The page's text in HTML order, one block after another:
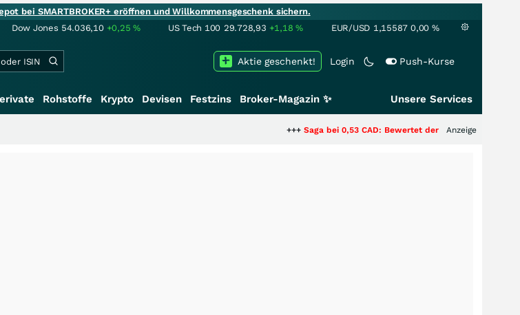
bei SMARTBROKER+ eröffnen und Willkommensgeschenk sichern.
Dow Jones 54.036,10 +0,25% US Tech 100 29.728,93 +1,18% EUR/USD 1,15587 0,00 %
Login Push-Kurse
Aktie geschenkt!
Rohstoffe Krypto Devisen Festzins Broker-Magazin ✨ Unsere Services
Saga bei 0,53 CAD: Bewertet der Markt noch immer nur
Anzeige